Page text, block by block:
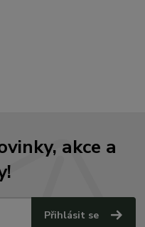
akce a
Přihlásit se